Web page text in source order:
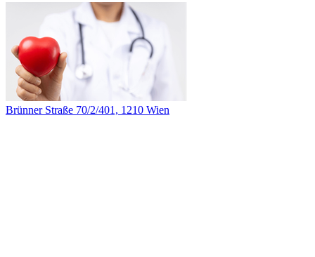
Brünner Straße 70/2/401, 1210 Wien